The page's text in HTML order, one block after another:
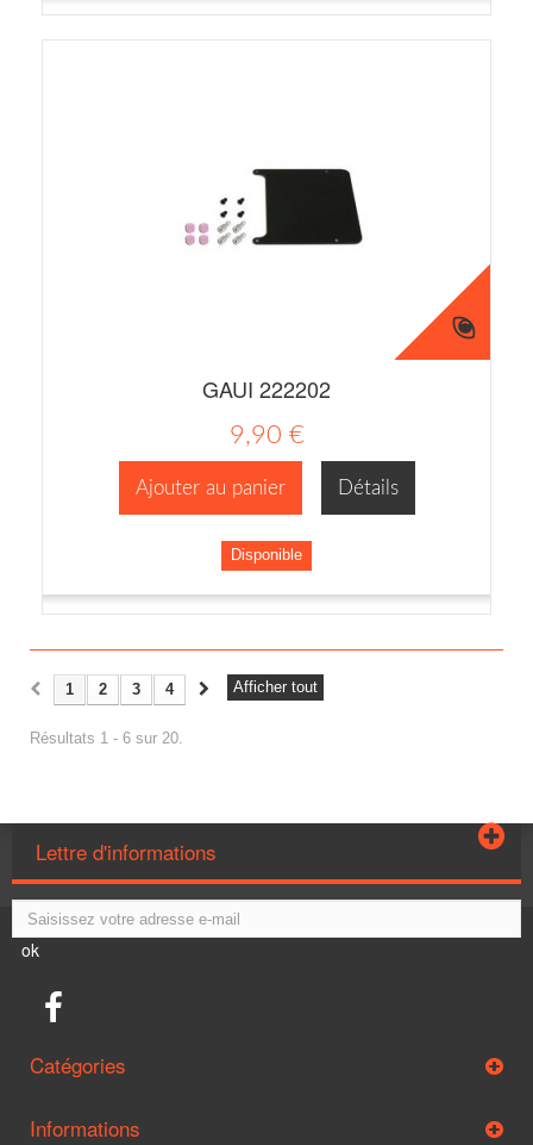
GAUI 222202
9,90 €
Ajouter au panier Détails
Disponible
Afficher tout
1 2 3 4
Résultats 1 - 6 sur 20.
Lettre d'informations
ok
Catégories
Informations